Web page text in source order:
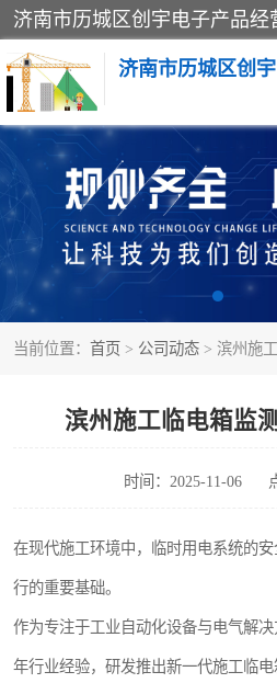
济南市历城区创
当前位置： 首页 > 公司动态 > 滨州施
滨州施工临电箱监
时间：2025-11-06
在现代施工环境中，临时用电系统的
行的重要基础。
作为专注于工业自动化设备与电气解
年行业经验，研发推出新一代施工临
标养式监测
钢丝绳监控
升降机
卸料平台